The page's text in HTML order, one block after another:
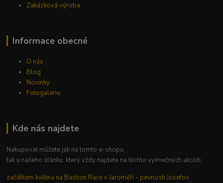
Zakázková výroba
Informace obecné
O nás
Blog
Novinky
Fotogalerie
Kde nás najdete
Nakupovat můžete jak na tomto e-shopu,
tak u našeho stánku, který vždy najdete na těchto vyímečných akcích:
začátkem května na Bastion Race v Jaroměři - pevnosti Josefov